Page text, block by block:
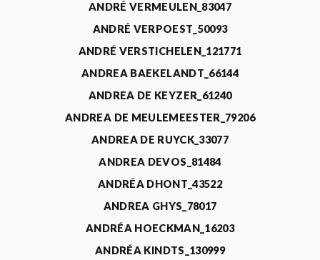
ANDRÉ VERMEULEN_83047
ANDRÉ VERPOEST_50093
ANDRÉ VERSTICHELEN_121771
ANDREA BAEKELANDT_66144
ANDREA DE KEYZER_61240
ANDREA DE MEULEMEESTER_79206
ANDREA DE RUYCK_33077
ANDREA DEVOS_81484
ANDRÉA DHONT_43522
ANDREA GHYS_78017
ANDRÉA HOECKMAN_16203
ANDRÉA KINDTS_130999